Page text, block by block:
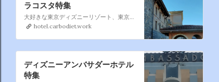
ラコスタ特集
大好きな東京ディズニーリゾート、東京ディズニーシー・ホテルミラコスタ のまとめページです。 過去分も含めて徐々に追加していきます、直営ホテルの中では一番利用しているかもです。
hotel.carbodiet.work
ディズニーアンバサダーホテル
特集